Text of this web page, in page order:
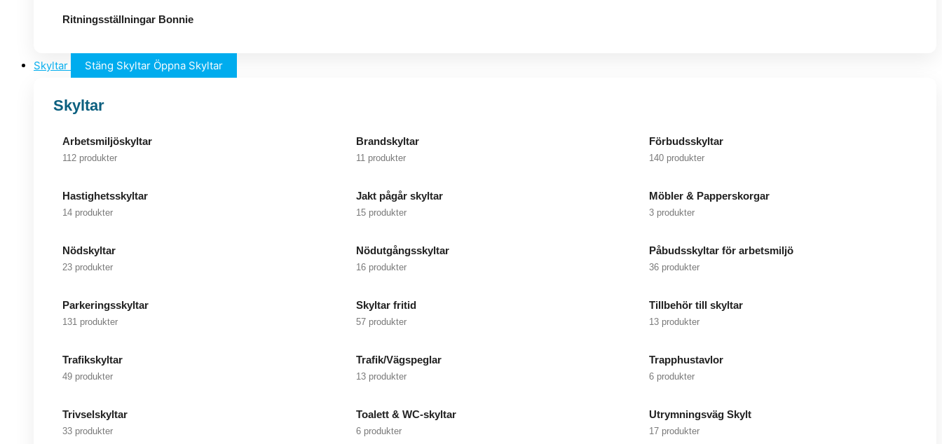
Ritningsställningar Bonnie
Skyltar Stäng Skyltar Öppna Skyltar
Skyltar
Arbetsmiljöskyltar
112 produkter
Brandskyltar
11 produkter
Förbudsskyltar
140 produkter
Hastighetsskyltar
14 produkter
Jakt pågår skyltar
15 produkter
Möbler & Papperskorgar
3 produkter
Nödskyltar
23 produkter
Nödutgångsskyltar
16 produkter
Påbudsskyltar för arbetsmiljö
36 produkter
Parkeringsskyltar
131 produkter
Skyltar fritid
57 produkter
Tillbehör till skyltar
13 produkter
Trafikskyltar
49 produkter
Trafik/Vägspeglar
13 produkter
Trapphustavlor
6 produkter
Trivselskyltar
33 produkter
Toalett & WC-skyltar
6 produkter
Utrymningsväg Skylt
17 produkter